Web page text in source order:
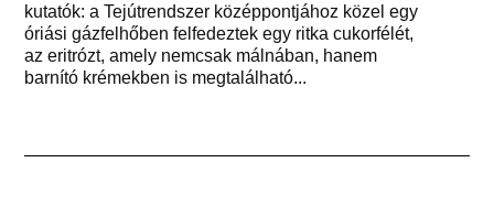
kutatók: a Tejútrendszer középpontjához közel egy
óriási gázfelhőben felfedeztek egy ritka cukorfélét,
az eritrózt, amely nemcsak málnában, hanem
barnító krémekben is megtalálható...